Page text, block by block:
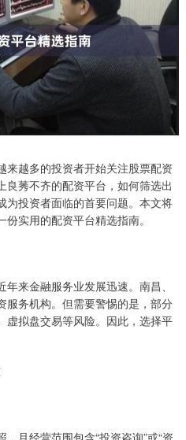
来越多的投资者开始关注股票配资
莠不齐的配资平台，如何筛选出
为投资者面临的首要问题。本文将
实用的配资平台精选指南。
来金融服务业发展迅速。南昌、
服务机构。但需要警惕的是，部分
虚拟盘交易等风险。因此，选择平
且经营范围包含“投资咨询”或“资